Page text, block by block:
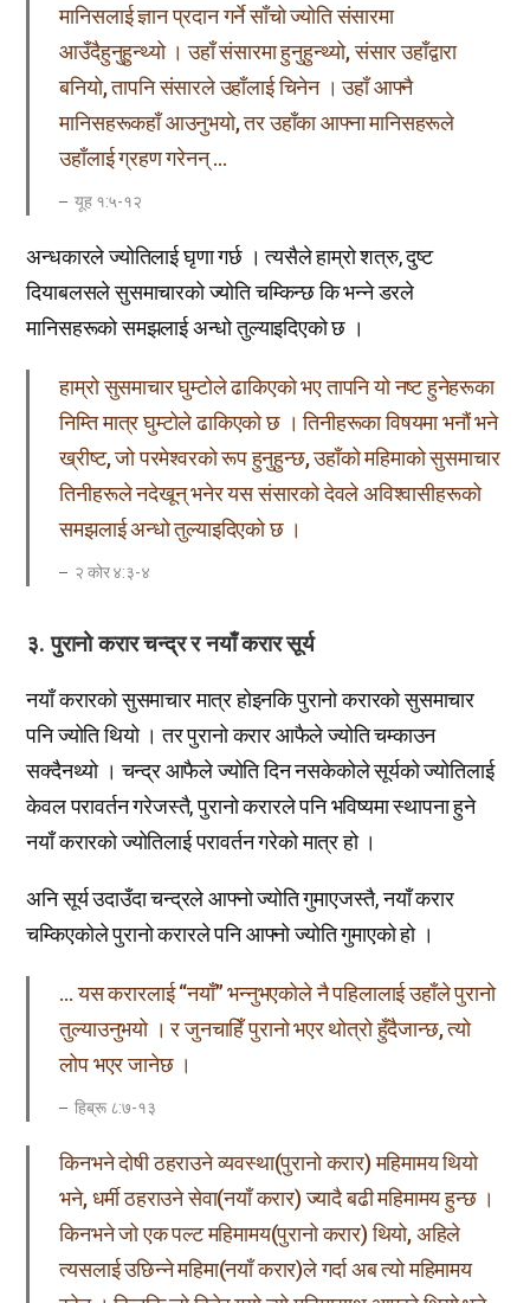
मानिसलाई ज्ञान प्रदान गर्ने साँचो ज्योति संसारमा
आउँदैहुनुहुन्थ्यो । उहाँ संसारमा हुनुहुन्थ्यो, संसार उहाँद्वारा
बनियो, तापनि संसारले उहाँलाई चिनेन । उहाँ आफ्नै
मानिसहरूकहाँ आउनुभयो, तर उहाँका आफ्ना मानिसहरूले
उहाँलाई ग्रहण गरेनन् …
यूह १:५-१२
अन्धकारले ज्योतिलाई घृणा गर्छ । त्यसैले हाम्रो शत्रु, दुष्ट
दियाबलसले सुसमाचारको ज्योति चम्किन्छ कि भन्ने डरले
मानिसहरूको समझलाई अन्धो तुल्याइदिएको छ ।
हाम्रो सुसमाचार घुम्टोले ढाकिएको भए तापनि यो नष्ट हुनेहरूका
निम्ति मात्र घुम्टोले ढाकिएको छ । तिनीहरूका विषयमा भनौं भने
ख्रीष्ट, जो परमेश्वरको रूप हुनुहुन्छ, उहाँको महिमाको सुसमाचार
तिनीहरूले नदेखून् भनेर यस संसारको देवले अविश्वासीहरूको
समझलाई अन्धो तुल्याइदिएको छ ।
२ कोर ४:३-४
३. पुरानो करार चन्द्र र नयाँ करार सूर्य
नयाँ करारको सुसमाचार मात्र होइनकि पुरानो करारको सुसमाचार
पनि ज्योति थियो । तर पुरानो करार आफैले ज्योति चम्काउन
सक्दैनथ्यो । चन्द्र आफैले ज्योति दिन नसकेकोले सूर्यको ज्योतिलाई
केवल परावर्तन गरेजस्तै, पुरानो करारले पनि भविष्यमा स्थापना हुने
नयाँ करारको ज्योतिलाई परावर्तन गरेको मात्र हो ।
अनि सूर्य उदाउँदा चन्द्रले आफ्नो ज्योति गुमाएजस्तै, नयाँ करार
चम्किएकोले पुरानो करारले पनि आफ्नो ज्योति गुमाएको हो ।
… यस करारलाई “नयाँ” भन्नुभएकोले नै पहिलालाई उहाँले पुरानो
तुल्याउनुभयो । र जुनचाहिँ पुरानो भएर थोत्रो हुँदैजान्छ, त्यो
लोप भएर जानेछ ।
हिब्रू ८:७-१३
किनभने दोषी ठहराउने व्यवस्था(पुरानो करार) महिमामय थियो
भने, धर्मी ठहराउने सेवा(नयाँ करार) ज्यादै बढी महिमामय हुन्छ ।
किनभने जो एक पल्ट महिमामय(पुरानो करार) थियो, अहिले
त्यसलाई उछिन्ने महिमा(नयाँ करार)ले गर्दा अब त्यो महिमामय